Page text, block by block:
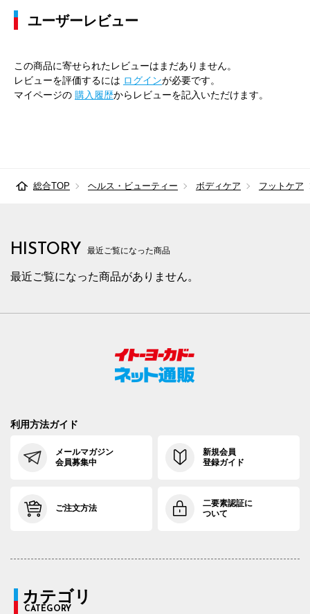
ユーザーレビュー
この商品に寄せられたレビューはまだありません。
レビューを評価するには ログインが必要です。
マイページの 購入履歴からレビューを記入いただけます。
総合TOP ヘルス・ビューティー ボディケア フットケア
HISTORY 最近ご覧になった商品
最近ご覧になった商品がありません。
利用方法ガイド
メールマガジン
会員募集中
新規会員
登録ガイド
ご注文方法
二要素認証に
ついて
カテゴリ
CATEGORY